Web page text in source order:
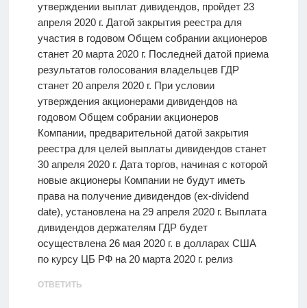
утверждении выплат дивидендов, пройдет 23
апреля 2020 г. Датой закрытия реестра для
участия в годовом Общем собрании акционеров
станет 20 марта 2020 г. Последней датой приема
результатов голосования владельцев ГДР
станет 20 апреля 2020 г. При условии
утверждения акционерами дивидендов на
годовом Общем собрании акционеров
Компании, предварительной датой закрытия
реестра для целей выплаты дивидендов станет
30 апреля 2020 г. Дата торгов, начиная с которой
новые акционеры Компании не будут иметь
права на получение дивидендов (ex-dividend
date), установлена на 29 апреля 2020 г. Выплата
дивидендов держателям ГДР будет
осуществлена 26 мая 2020 г. в долларах США
по курсу ЦБ РФ на 20 марта 2020 г. релиз
ОТВЕТИТЬ